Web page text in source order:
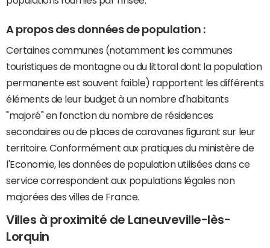
A propos des données de population :
Certaines communes (notamment les communes
touristiques de montagne ou du littoral dont la population
permanente est souvent faible) rapportent les différents
éléments de leur budget à un nombre d'habitants
"majoré" en fonction du nombre de résidences
secondaires ou de places de caravanes figurant sur leur
territoire. Conformément aux pratiques du ministère de
l'Economie, les données de population utilisées dans ce
service correspondent aux populations légales non
majorées des villes de France.
Villes à proximité de Laneuveville-lès-
Lorquin